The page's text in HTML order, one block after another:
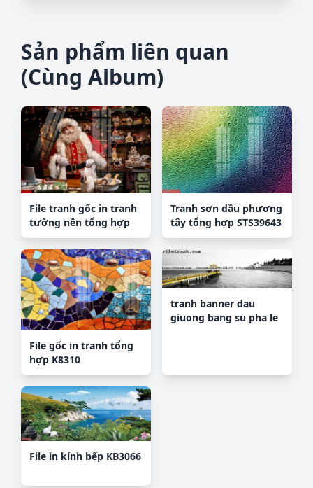
Sản phẩm liên quan
(Cùng Album)
File tranh gốc in tranh
tường nền tổng hợp
H20662
Tranh sơn dầu phương
tây tổng hợp STS39643
File gốc in tranh tổng
hợp K8310
tranh banner dau
giuong bang su pha le
File in kính bếp KB3066